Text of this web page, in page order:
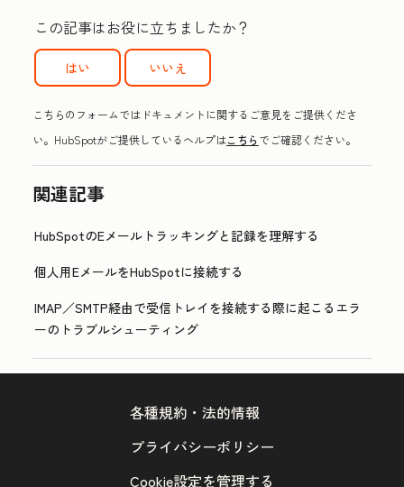
この記事はお役に立ちましたか？
はい いいえ
こちらのフォームではドキュメントに関するご意見をご提供くださ
い。HubSpotがご提供しているヘルプはこちらでご確認ください。
関連記事
HubSpotのEメールトラッキングと記録を理解する
個人用EメールをHubSpotに接続する
IMAP／SMTP経由で受信トレイを接続する際に起こるエラ
ーのトラブルシューティング
各種規約・法的情報
プライバシーポリシー
Cookie設定を管理する